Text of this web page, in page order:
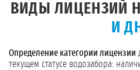
ВИДЫ ЛИЦЕНЗИЙ
И
Определение категории лицензии
текущем статусе водозабора: